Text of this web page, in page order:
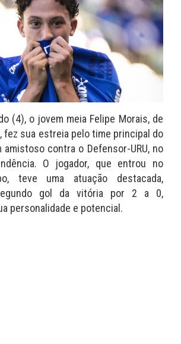
(4), o jovem meia Felipe Morais, de
fez sua estreia pelo time principal do
amistoso contra o Defensor-URU, no
O jogador, que entrou no
teve uma atuação destacada,
gol da vitória por 2 a 0,
personalidade e potencial.